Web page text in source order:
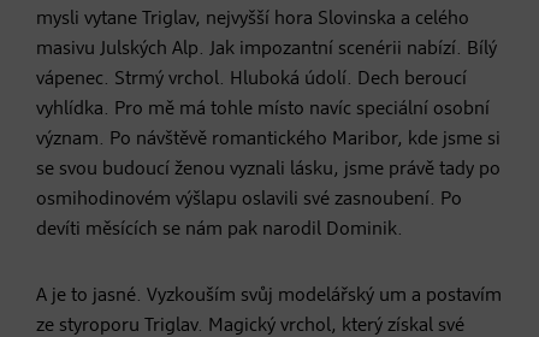
mysli vytane Triglav, nejvyšší hora Slovinska a celého
masivu Julských Alp. Jak impozantní scenérii nabízí. Bílý
vápenec. Strmý vrchol. Hluboká údolí. Dech beroucí
vyhlídka. Pro mě má tohle místo navíc speciální osobní
význam. Po návštěvě romantického Maribor, kde jsme si
se svou budoucí ženou vyznali lásku, jsme právě tady po
osmihodinovém výšlapu oslavili své zasnoubení. Po
devíti měsících se nám pak narodil Dominik.
A je to jasné. Vyzkouším svůj modelářský um a postavím
ze styroporu Triglav. Magický vrchol, který získal své